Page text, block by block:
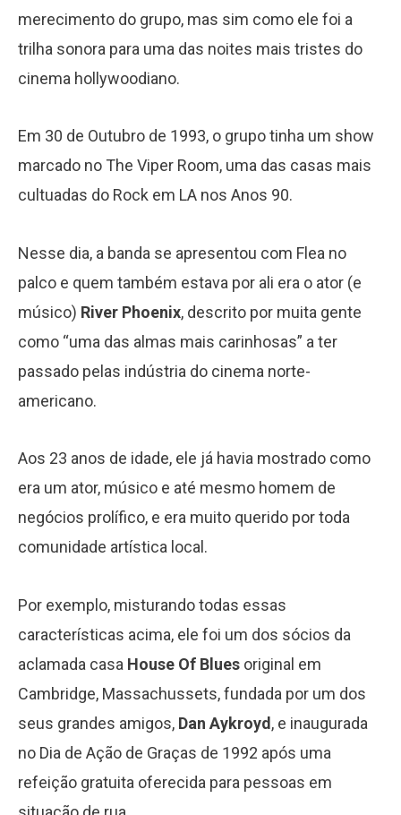
merecimento do grupo, mas sim como ele foi a
trilha sonora para uma das noites mais tristes do
cinema hollywoodiano.
Em 30 de Outubro de 1993, o grupo tinha um show
marcado no The Viper Room, uma das casas mais
cultuadas do Rock em LA nos Anos 90.
Nesse dia, a banda se apresentou com Flea no
palco e quem também estava por ali era o ator (e
músico) River Phoenix, descrito por muita gente
como “uma das almas mais carinhosas” a ter
passado pelas indústria do cinema norte-
americano.
Aos 23 anos de idade, ele já havia mostrado como
era um ator, músico e até mesmo homem de
negócios prolífico, e era muito querido por toda
comunidade artística local.
Por exemplo, misturando todas essas
características acima, ele foi um dos sócios da
aclamada casa House Of Blues original em
Cambridge, Massachussets, fundada por um dos
seus grandes amigos, Dan Aykroyd, e inaugurada
no Dia de Ação de Graças de 1992 após uma
refeição gratuita oferecida para pessoas em